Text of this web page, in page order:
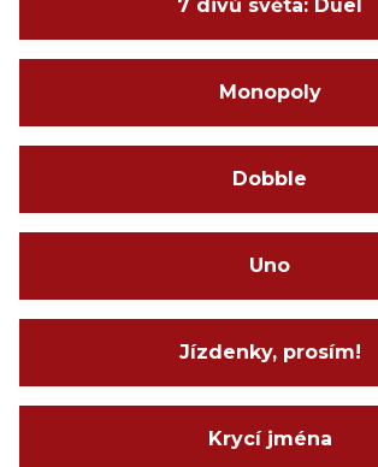
7 divů světa: Duel
Monopoly
Dobble
Uno
Jízdenky, prosím!
Krycí jména